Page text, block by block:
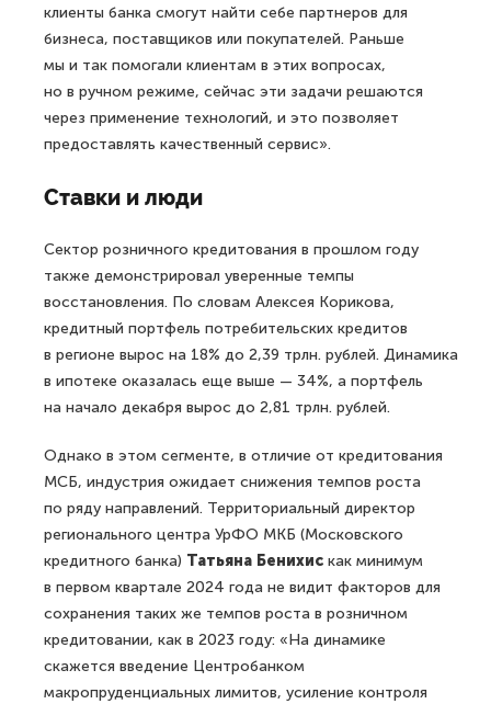
клиенты банка смогут найти себе партнеров для
бизнеса, поставщиков или покупателей. Раньше
мы и так помогали клиентам в этих вопросах,
но в ручном режиме, сейчас эти задачи решаются
через применение технологий, и это позволяет
предоставлять качественный сервис».
Ставки и люди
Сектор розничного кредитования в прошлом году
также демонстрировал уверенные темпы
восстановления. По словам Алексея Корикова,
кредитный портфель потребительских кредитов
в регионе вырос на 18% до 2,39 трлн. рублей. Динамика
в ипотеке оказалась еще выше — 34%, а портфель
на начало декабря вырос до 2,81 трлн. рублей.
Однако в этом сегменте, в отличие от кредитования
МСБ, индустрия ожидает снижения темпов роста
по ряду направлений. Территориальный директор
регионального центра УрФО МКБ (Московского
кредитного банка) Татьяна Бенихис как минимум
в первом квартале 2024 года не видит факторов для
сохранения таких же темпов роста в розничном
кредитовании, как в 2023 году: «На динамике
скажется введение Центробанком
макропруденциальных лимитов, усиление контроля